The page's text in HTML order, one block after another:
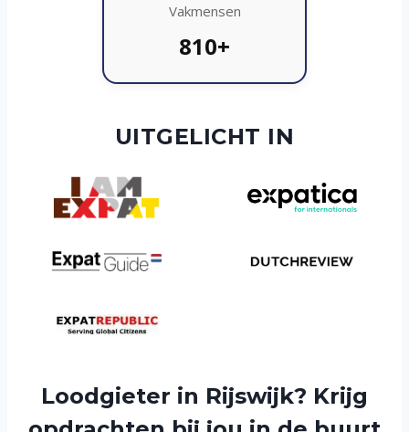
Vakmensen
810+
UITGELICHT IN
Loodgieter in Rijswijk? Krijg